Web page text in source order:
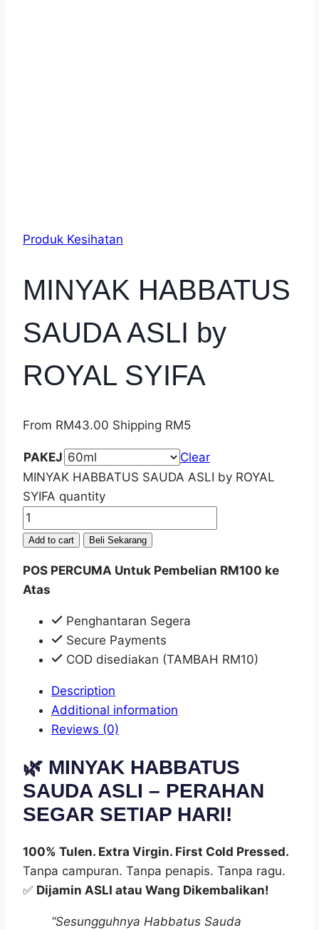
Produk Kesihatan
MINYAK HABBATUS
SAUDA ASLI by
ROYAL SYIFA
From RM43.00 Shipping RM5
PAKEJ
Clear
MINYAK HABBATUS SAUDA ASLI by ROYAL
SYIFA quantity
Add to cart Beli Sekarang
POS PERCUMA Untuk Pembelian RM100 ke
Atas
Penghantaran Segera
Secure Payments
COD disediakan (TAMBAH RM10)
Description
Additional information
Reviews (0)
🌿 MINYAK HABBATUS
SAUDA ASLI – PERAHAN
SEGAR SETIAP HARI!
100% Tulen. Extra Virgin. First Cold Pressed.
Tanpa campuran. Tanpa penapis. Tanpa ragu.
✅ Dijamin ASLI atau Wang Dikembalikan!
“Sesungguhnya Habbatus Sauda